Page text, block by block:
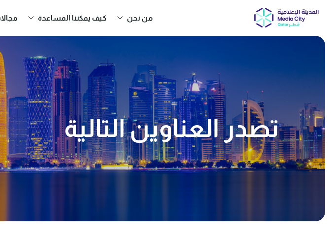
من نحن كيف يمكننا المساعدة
we help you?
تصدر العناوين التالية